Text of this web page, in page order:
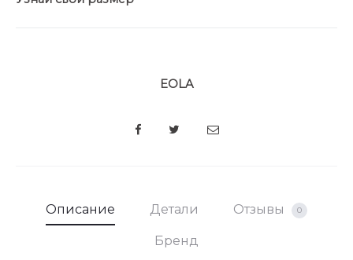
EOLA
SHARE
Описание Детали Отзывы 0
Бренд